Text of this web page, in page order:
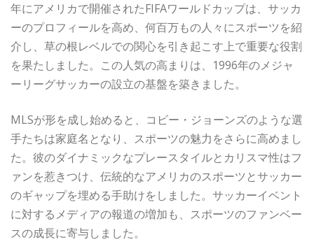
年にアメリカで開催されたFIFAワールドカップは、サッカ
ーのプロフィールを高め、何百万もの人々にスポーツを紹
介し、草の根レベルでの関心を引き起こす上で重要な役割
を果たしました。この人気の高まりは、1996年のメジャ
ーリーグサッカーの設立の基盤を築きました。
MLSが形を成し始めると、コビー・ジョーンズのような選
手たちは家庭名となり、スポーツの魅力をさらに高めまし
た。彼のダイナミックなプレースタイルとカリスマ性はフ
ァンを惹きつけ、伝統的なアメリカのスポーツとサッカー
のギャップを埋める手助けをしました。サッカーイベント
に対するメディアの報道の増加も、スポーツのファンベー
スの成長に寄与しました。